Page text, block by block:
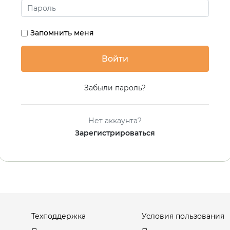
Запомнить меня
Забыли пароль?
Нет аккаунта?
Зарегистрироваться
Техподдержка
Условия пользования